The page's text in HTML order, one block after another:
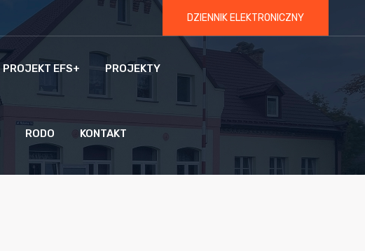
DZIENNIK ELEKTRONICZNY
PROJEKT EFS+ PROJEKTY
RODO KONTAKT